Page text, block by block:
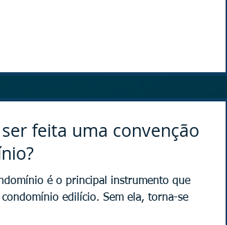
feita uma convenção
é o principal instrumento que
edilício. Sem ela, torna-se